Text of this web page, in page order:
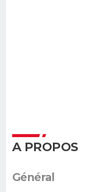
A PROPOS
Général